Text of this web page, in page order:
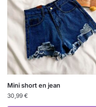
Mini short en jean
30,99 €